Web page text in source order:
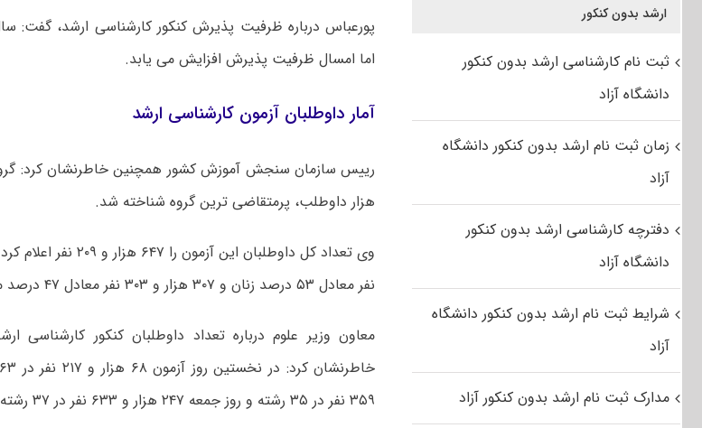
اما امسال ظرفیت پذیرش افزایش می یابد.
آمار داوطلبان آزمون کارشناسی ارشد
هزار داوطلب، پرمتقاضی ترین گروه شناخته شد.
نفر معادل ۵۳ درصد زنان و ۳۰۷ هزار و ۳۰۳ نفر معادل ۴۷ درصد مردان هستند.
معاون وزیر علوم درباره تعداد داوطلبان کنکور کارشناسی
۳۵۹ نفر در ۳۵ رشته و روز جمعه ۲۴۷ هزار و ۶۳۳ نفر در ۳۷ رشته امتحانی رقابت می کنند.
ارشد بدون کنکور
ثبت نام کارشناسی ارشد بدون کنکور
دانشگاه آزاد
زمان ثبت نام ارشد بدون کنکور دانشگاه
آزاد
دفترچه کارشناسی ارشد بدون کنکور
دانشگاه آزاد
شرایط ثبت نام ارشد بدون کنکور دانشگاه
آزاد
مدارک ثبت نام ارشد بدون کنکور آزاد